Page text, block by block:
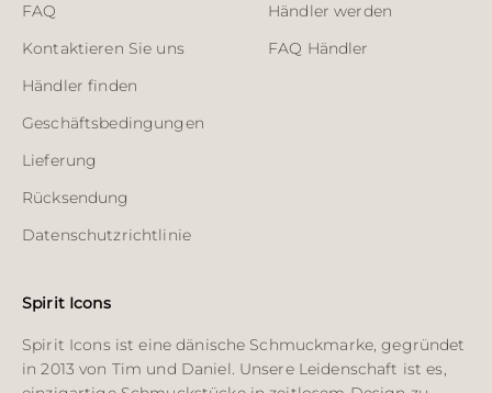
FAQ
Kontaktieren Sie uns
Händler finden
Geschäftsbedingungen
Lieferung
Rücksendung
Datenschutzrichtlinie
Händler werden
FAQ Händler
Spirit Icons
Spirit Icons ist eine dänische Schmuckmarke, gegründet
in 2013 von Tim und Daniel. Unsere Leidenschaft ist es,